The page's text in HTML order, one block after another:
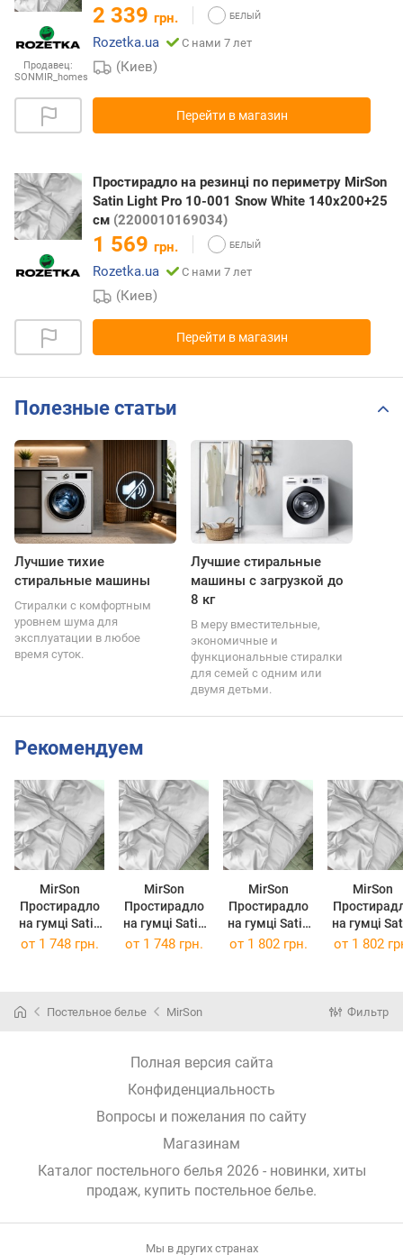
Продавец:
SONMIR_homes
2 339 грн.
Rozetka.ua
С нами 7 лет
(Киев)
Перейти в магазин
Простирадло на резинці по периметру MirSon
Satin Light Pro 10-001 Snow White 140x200+25
см (2200010169034)
1 569 грн.
Rozetka.ua
С нами 7 лет
(Киев)
Перейти в магазин
Полезные статьи
Лучшие тихие
стиральные машины
Стиралки с комфортным
уровнем шума для
эксплуатации в любое
время суток.
Лучшие стиральные
машины с загрузкой до
8 кг
В меру вместительные,
экономичные и
функциональные стиралки
для семей с одним или
двумя детьми.
Рекомендуем
MirSon
Простирадло
на гумці Satin
Light Pro 10-
MirSon
Простирадло
на гумці Satin
Light Pro 10-
MirSon
Простирадло
на гумці Satin
Light Pro 10-
MirSon
на гумці Satin
Light Pro
от 1 748 грн. от 1 748 грн. от 1 802 грн. от 1 802
Постельное белье MirSon Фильтр
Полная версия сайта
Конфиденциальность
Вопросы и пожелания по сайту
Магазинам
Каталог постельного белья 2026 - новинки, хиты
продаж, купить постельное белье.
Мы в других странах